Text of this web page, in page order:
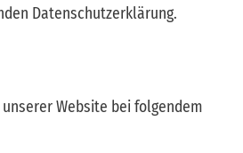
Datenschutzerklärung.
Website bei folgendem